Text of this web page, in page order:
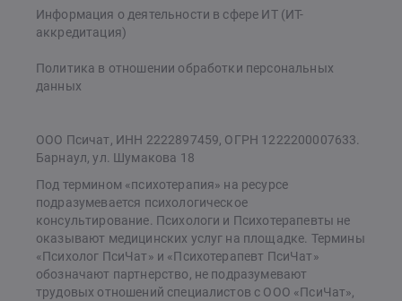
Информация о деятельности в сфере ИТ (ИТ-
аккредитация)
Политика в отношении обработки персональных
данных
ООО Псичат, ИНН 2222897459, ОГРН 1222200007633.
Барнаул, ул. Шумакова 18
Под термином «психотерапия» на ресурсе
подразумевается психологическое
консультирование. Психологи и Психотерапевты не
оказывают медицинских услуг на площадке. Термины
«Психолог ПсиЧат» и «Психотерапевт ПсиЧат»
обозначают партнерство, не подразумевают
трудовых отношений специалистов с ООО «ПсиЧат»,